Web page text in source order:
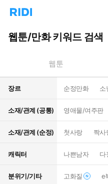
리
홈
으
턴
트
웹툰/만화 키워드 검색
웹툰
장르 순정만화 소
소재/관계 (공통) 영애물/여주판
소재/관계 (순정) 첫사랑 짝사
캐릭터 나쁜남자 다
분위기/기타 고화질 e